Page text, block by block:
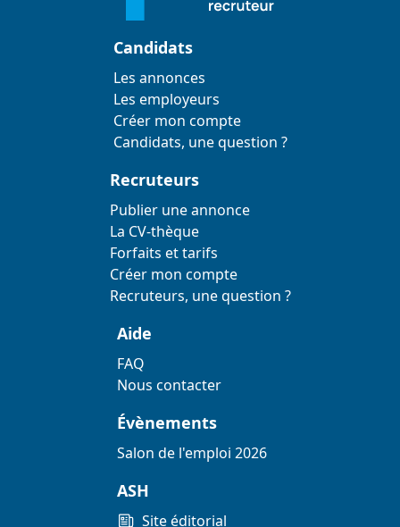
Candidats
Les annonces
Les employeurs
Créer mon compte
Candidats, une question ?
Recruteurs
Publier une annonce
La CV-thèque
Forfaits et tarifs
Créer mon compte
Recruteurs, une question ?
Aide
FAQ
Nous contacter
Évènements
Salon de l'emploi 2026
ASH
Site éditorial